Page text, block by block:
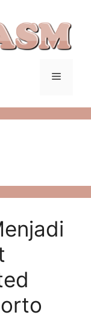
Menu